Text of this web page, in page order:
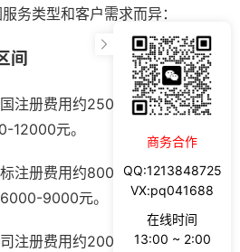
务类型和客户需求而异：
间
国注册费用约2500-5000元，申
12000元。
注册费用约8000-12000元，美
9000元。
司注册费用约20000-35000元
商务合作
QQ:1213848725
VX:pq041688
在线时间
13:00 ~ 2:00